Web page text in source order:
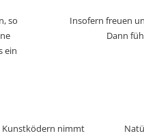
so
ein
Insofern freuen
Dann
Kunstködern nimmt